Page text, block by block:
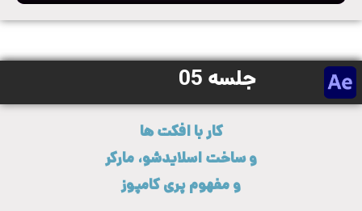
جلسه 05
کار با افکت ها
و ساخت اسلایدشو، مارکر
و مفهوم پری کامپوز